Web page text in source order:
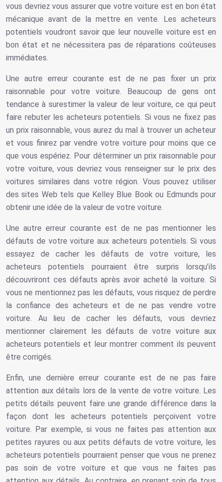
vous devriez vous assurer que votre voiture est en bon état
mécanique avant de la mettre en vente. Les acheteurs
potentiels voudront savoir que leur nouvelle voiture est en
bon état et ne nécessitera pas de réparations coûteuses
immédiates.
Une autre erreur courante est de ne pas fixer un prix
raisonnable pour votre voiture. Beaucoup de gens ont
tendance à surestimer la valeur de leur voiture, ce qui peut
faire rebuter les acheteurs potentiels. Si vous ne fixez pas
un prix raisonnable, vous aurez du mal à trouver un acheteur
et vous finirez par vendre votre voiture pour moins que ce
que vous espériez. Pour déterminer un prix raisonnable pour
votre voiture, vous devriez vous renseigner sur le prix des
voitures similaires dans votre région. Vous pouvez utiliser
des sites Web tels que Kelley Blue Book ou Edmunds pour
obtenir une idée de la valeur de votre voiture.
Une autre erreur courante est de ne pas mentionner les
défauts de votre voiture aux acheteurs potentiels. Si vous
essayez de cacher les défauts de votre voiture, les
acheteurs potentiels pourraient être surpris lorsqu’ils
découvriront ces défauts après avoir acheté la voiture. Si
vous ne mentionnez pas les défauts, vous risquez de perdre
la confiance des acheteurs et de ne pas vendre votre
voiture. Au lieu de cacher les défauts, vous devriez
mentionner clairement les défauts de votre voiture aux
acheteurs potentiels et leur montrer comment ils peuvent
être corrigés.
Enfin, une dernière erreur courante est de ne pas faire
attention aux détails lors de la vente de votre voiture. Les
petits détails peuvent faire une grande différence dans la
façon dont les acheteurs potentiels perçoivent votre
voiture. Par exemple, si vous ne faites pas attention aux
petites rayures ou aux petits défauts de votre voiture, les
acheteurs potentiels pourraient penser que vous ne prenez
pas soin de votre voiture et que vous ne faites pas